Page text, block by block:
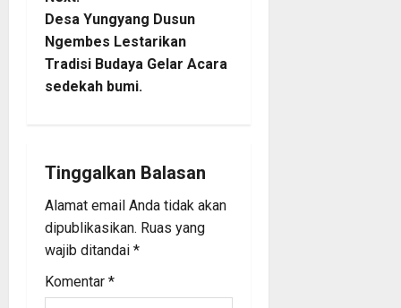
t
n
a
i
g
a
t
Desa Yungyang Dusun
Ngembes Lestarikan
Tradisi Budaya Gelar Acara
sedekah bumi.
Tinggalkan Balasan
Alamat email Anda tidak akan
dipublikasikan. Ruas yang
wajib ditandai *
Komentar *